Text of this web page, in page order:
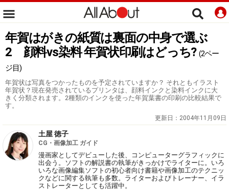
年賀はがきの紙質は裏面の中身で選ぶ
2 顔料vs染料 年賀状印刷はどっち? (2ペー
ジ目)
年賀状は写真をつかったものを予定されていますか？ それともイラスト
年賀状？現在発売されているプリンタは、顔料インクと染料インクに大
きく分類されます。2種類のインクを使った年賀葉書の印刷の比較結果で
す。
更新日： 2004年11月09日
土屋 徳子
CG・画像加工 ガイド
漫画家としてデビューした後、コンピューターグラフィックに
出会う。ソフトの解説書の執筆がきっかけでライターに。いろ
いろな画像編集ソフトの初心者向け書籍や画像加工のテクニッ
クなどに関する執筆も多数。ライターおよびトレーナー、イラ
ストレーターとしても活躍中。